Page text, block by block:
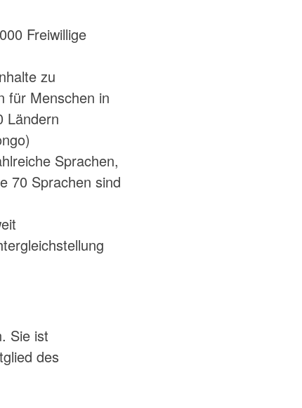
Freiwillige
zu
für Menschen in
Ländern
Sprachen,
70 Sprachen sind
Sie ist
des